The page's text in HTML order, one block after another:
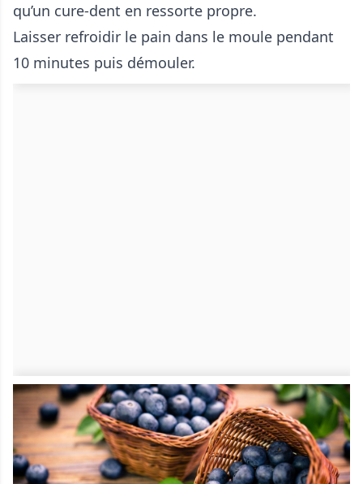
qu’un cure-dent en ressorte propre.
Laisser refroidir le pain dans le moule pendant
10 minutes puis démouler.